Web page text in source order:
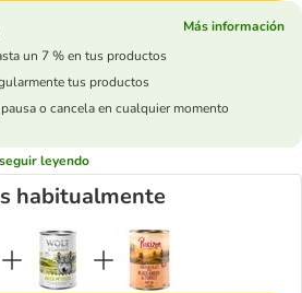
Más información
un 7 % en tus productos
tus productos
o cancela en cualquier momento
seguir leyendo
habitualmente